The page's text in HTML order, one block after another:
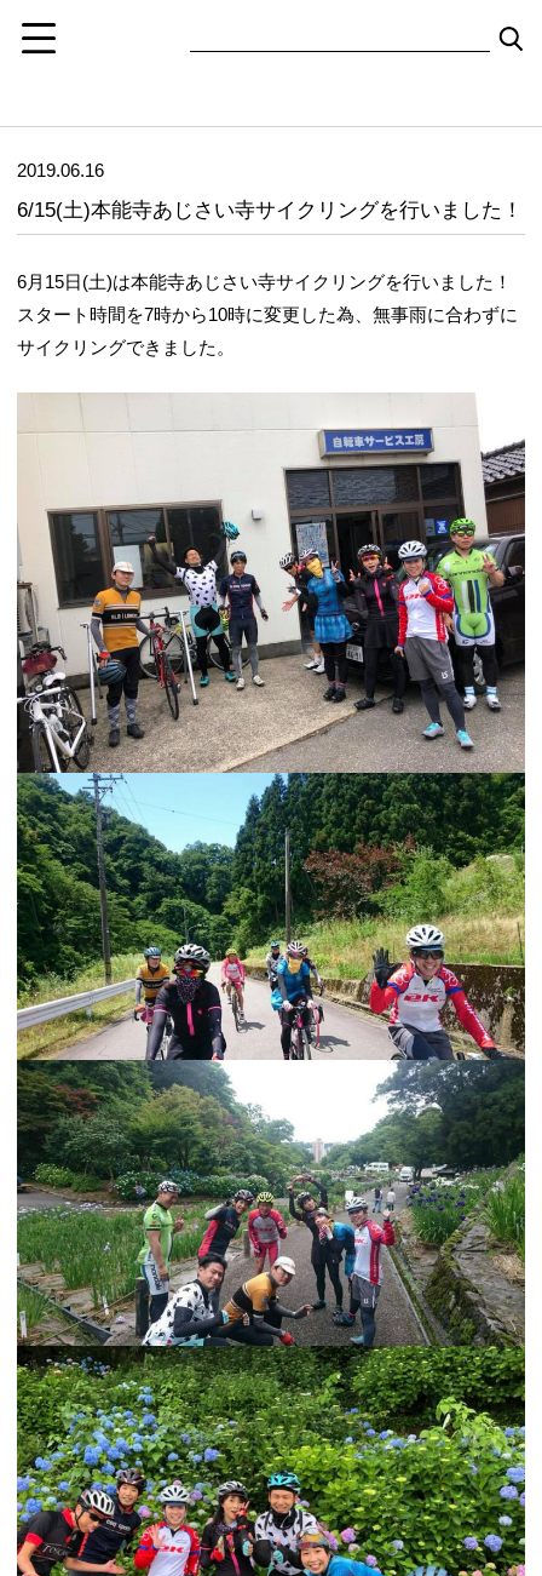
2019.06.16
6/15(土)本能寺あじさい寺サイクリングを行いました！
6月15日(土)は本能寺あじさい寺サイクリングを行いました！
スタート時間を7時から10時に変更した為、無事雨に合わずに
サイクリングできました。